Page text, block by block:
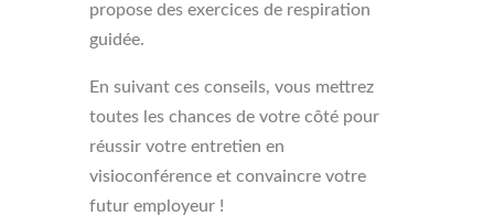
propose des exercices de respiration
guidée.
En suivant ces conseils, vous mettrez
toutes les chances de votre côté pour
réussir votre entretien en
visioconférence et convaincre votre
futur employeur !